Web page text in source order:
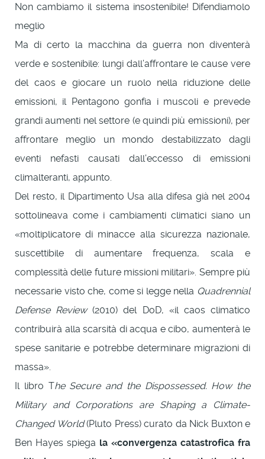
Non cambiamo il sistema insostenibile! Difendiamolo
meglio
Ma di certo la macchina da guerra non diventerà
verde e sostenibile: lungi dall’affrontare le cause vere
del caos e giocare un ruolo nella riduzione delle
emissioni, il Pentagono gonfia i muscoli e prevede
grandi aumenti nel settore (e quindi più emissioni), per
affrontare meglio un mondo destabilizzato dagli
eventi nefasti causati dall’eccesso di emissioni
climalteranti, appunto.
Del resto, il Dipartimento Usa alla difesa già nel 2004
sottolineava come i cambiamenti climatici siano un
«moltiplicatore di minacce alla sicurezza nazionale,
suscettibile di aumentare frequenza, scala e
complessità delle future missioni militari». Sempre più
necessarie visto che, come si legge nella Quadrennial
Defense Review(2010) del DoD, «il caos climatico
contribuirà alla scarsità di acqua e cibo, aumenterà le
spese sanitarie e potrebbe determinare migrazioni di
massa».
Il libro The Secure and the Dispossessed. How the
Military and Corporations are Shaping a Climate-
Changed World(Pluto Press) curato da Nick Buxton e
Ben Hayes spiega la «convergenza catastrofica fra